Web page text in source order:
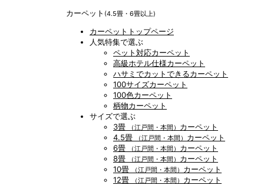
カーペット (4.5畳・6畳以上)
カーペットトップページ
人気特集で選ぶ
ペット対応カーペット
高級ホテル仕様カーペット
ハサミでカットできるカーペット
100サイズカーペット
100色カーペット
柄物カーペット
サイズで選ぶ
3畳
（江戸間・本間） カーペット
4.5畳
（江戸間・本間） カーペット
6畳
（江戸間・本間） カーペット
8畳
（江戸間・本間） カーペット
10畳
（江戸間・本間） カーペット
12畳
（江戸間・本間） カーペット